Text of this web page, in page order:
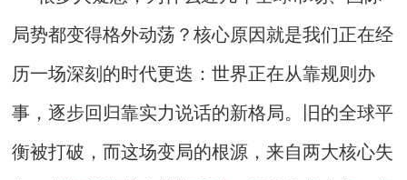
局势都变得格外动荡？核心原因就是我们正在经
历一场深刻的时代更迭：世界正在从靠规则办
事，逐步回归靠实力说话的新格局。旧的全球平
衡被打破，而这场变局的根源，来自两大核心失